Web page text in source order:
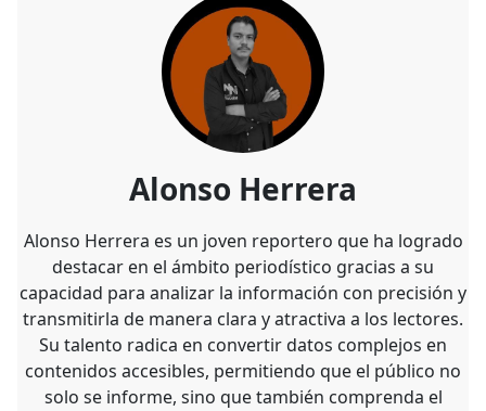
Alonso Herrera
Alonso Herrera es un joven reportero que ha logrado
destacar en el ámbito periodístico gracias a su
capacidad para analizar la información con precisión y
transmitirla de manera clara y atractiva a los lectores.
Su talento radica en convertir datos complejos en
contenidos accesibles, permitiendo que el público no
solo se informe, sino que también comprenda el